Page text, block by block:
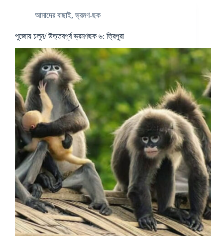
আমাদের বাছাই,ভ্রমণ-ছক
পুজোয় চলুন/ উত্তরপূর্ব ভ্রমণছক ৬: ত্রিপুরা